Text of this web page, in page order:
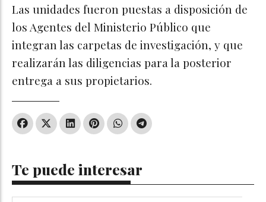
Las unidades fueron puestas a disposición de
los Agentes del Ministerio Público que
integran las carpetas de investigación, y que
realizarán las diligencias para la posterior
entrega a sus propietarios.
Te puede interesar